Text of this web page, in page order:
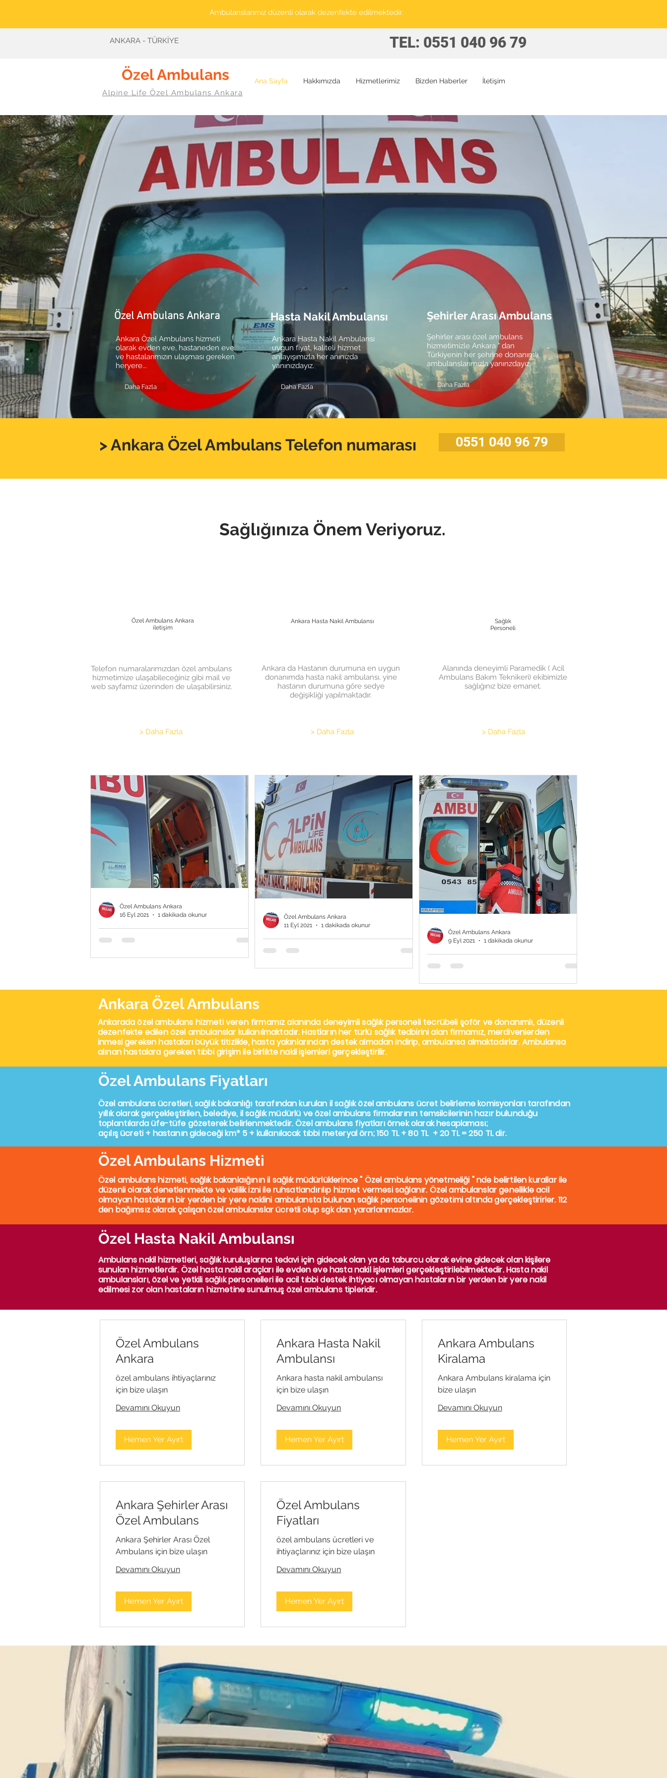
Ambulanslarımız düzenli olarak dezenfekte edilmektedir.
ANKARA - TÜRKİYE
TEL: 0551 040 96 79
Özel Ambulans
Alpine Life Özel Ambulans Ankara
Ana Sayfa Hakkımızda Hizmetlerimiz Bizden Haberler İletişim
Özel Ambulans Ankara
Ankara Özel Ambulans hizmeti
olarak evden eve, hastaneden eve
ve hastalarımızın ulaşması gereken
heryere...
Daha Fazla
Hasta Nakil Ambulansı
Ankara Hasta Nakil Ambulansı
uygun fiyat, kaliteli hizmet
anlayışımızla her anınızda
yanınızdayız.
Daha Fazla
Şehirler Arası Ambulans
Şehirler arası özel ambulans
hizmetimizle Ankara " dan
Türkiyenin her şehrine donanımlı
ambulanslarımızla yanınzdayız.
Daha Fazla
> Ankara Özel Ambulans Telefon numarası 0551 040 96 79
Sağlığınıza Önem Veriyoruz.
Özel Ambulans Ankara
iletişim
Telefon numaralarımızdan özel ambulans
hizmetimize ulaşabileceğiniz gibi mail ve
web sayfamız üzerinden de ulaşabilirsiniz.
> Daha Fazla
Ankara Hasta Nakil Ambulansı
Ankara da Hastanın durumuna en uygun
donanımda hasta nakil ambulansı, yine
hastanın durumuna göre sedye
değişikliği yapılmaktadır.
> Daha Fazla
Sağlık
Personeli
Alanında deneyimli Paramedik ( Acil
Ambulans Bakım Teknikeri) ekibimizle
sağlığınız bize emanet.
> Daha Fazla
Özel Ambulans Ne İş Yapar ?
Özel Ambulans Ankara
16 Eyl 2021
1 dakikada okunur
Ankara Özel Hasta Nakil
Araçları
hasta nakil araçları ile kusursuz bir
Özel Ambulans Ankara
11 Eyl 2021
1 dakikada okunur
Ankara’da Özel Ambulans
Hizmeti
Ankara’da Özel Ambulans Hizmeti
mı istiyorsunuz? O halde...
Özel Ambulans Ankara
9 Eyl 2021
1 dakikada okunur
Ankara Özel Ambulans
Ankarada özel ambulans hizmeti veren firmamız alanında deneyimli sağlık personeli tecrübeli şoför ve donanımlı, düzenli
dezenfekte edilen özel ambulanslar kullanılmaktadır. Hastların her türlü sağlık tedbirini alan firmamız, merdivenlerden
inmesi gereken hastaları büyük titizlikle, hasta yakınlarından destek almadan indirip, ambulansa almaktadırlar. Ambulansa
alınan hastalara gereken tıbbi girişim ile birlikte nakil işlemleri gerçekleştirilir.
Özel Ambulans Fiyatları
Özel ambulans ücretleri, sağlık bakanlığı tarafından kurulan il sağlıközel ambulans ücret belirleme komisyonları tarafından
yıllık olarak gerçekleştirilen, belediye, il sağlık müdürlü ve özel ambulans firmalarının temsilcilerinin hazır bulunduğu
toplantılarda üfe-tüfe gözeterek belirlenmektedir. Özel ambulans fiyatları örnek olarak hesaplaması;
açılış ücreti + hastanın gideceği km* 5 + kullanılacak tıbbi meteryal örn; 150 TL + 80 TL + 20 TL = 250 TL dir.
Özel Ambulans Hizmeti
Özel ambulans hizmeti, sağlık bakanlaığının il sağlık müdürlüklerince " Özel ambulans yönetmeliği " nde belirtilen kurallar ile
düzenli olarak denetlenmekte ve valilik izni ile ruhsatlandırılıp hizmet vermesi sağlanır. Özel ambulanslar genellikle acil
olmayan hastaların bir yerden bir yere naklini ambulansta bulunan sağlık personelinin gözetimi altında gerçekleştirirler. 112
den bağımsız olarak çalışan özel ambulanslar ücretli olup sgk dan yararlanmazlar.
Özel Hasta Nakil Ambulansı
Ambulans nakil hizmetleri, sağlık kuruluşlarına tedavi için gidecek olan ya da taburcu olarak evine gidecek olan kişilere
sunulan hizmetlerdir. Özel hasta nakil araçları ile evden eve hasta nakil işlemleri gerçekleştirilebilmektedir. Hasta nakil
ambulansları, özel ve yetkili sağlık personelleri ile acil tıbbi destek ihtiyacı olmayan hastaların bir yerden bir yere nakil
edilmesi zor olan hastaların hizmetine sunulmuş özel ambulans tipleridir.
Özel Ambulans
Ankara
özel ambulans ihtiyaçlarınız
için bize ulaşın
Devamını Okuyun
Hemen Yer Ayırt
Ankara Hasta Nakil
Ambulansı
Ankara hasta nakil ambulansı
için bize ulaşın
Devamını Okuyun
Hemen Yer Ayırt
Ankara Ambulans
Kiralama
Ankara Ambulans kiralama için
bize ulaşın
Devamını Okuyun
Hemen Yer Ayırt
Ankara Şehirler Arası
Özel Ambulans
Ankara Şehirler Arası Özel
Ambulans için bize ulaşın
Devamını Okuyun
Hemen Yer Ayırt
Özel Ambulans
Fiyatları
özel ambulans ücretleri ve
ihtiyaçlarınız için bize ulaşın
Devamını Okuyun
Hemen Yer Ayırt